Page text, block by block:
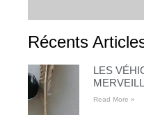
Récents
LES
Read More »